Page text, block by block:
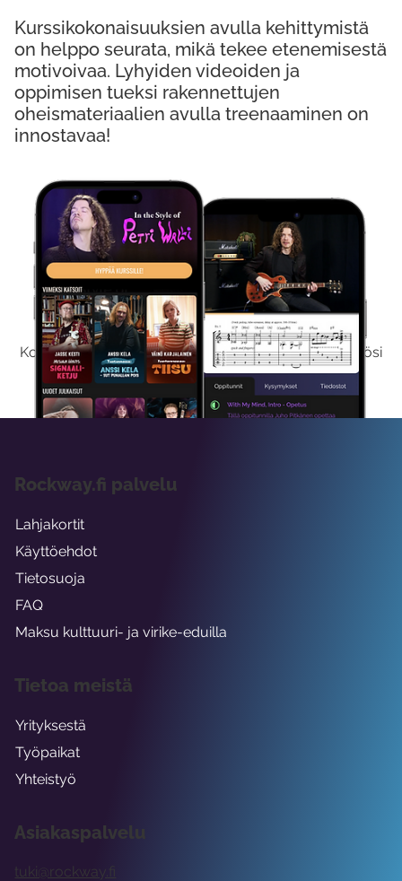
Kokeile Ilmaiseksi
Kokeilemalla ilmaiseksi saat koko sisältömme käyttöösi
viikon ajaksi.
Kurssikokonaisuuksien avulla kehittymistä
on helppo seurata, mikä tekee etenemisestä
motivoivaa. Lyhyiden videoiden ja
oppimisen tueksi rakennettujen
oheismateriaalien avulla treenaaminen on
innostavaa!
Asiakaspalvelu
tuki@rockway.fi
Rockway.fi palvelu
Lahjakortit
Käyttöehdot
Tietosuoja
FAQ
Maksu kulttuuri- ja virike-eduilla
Tietoa meistä
Yrityksestä
Työpaikat
Yhteistyö